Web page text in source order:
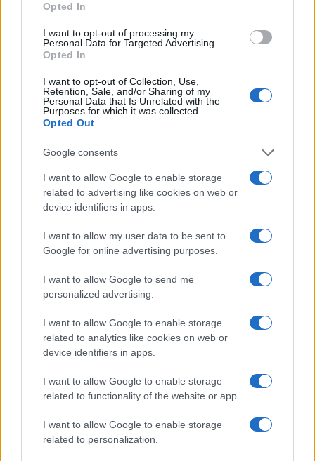
Opted In
I want to opt-out of processing my
Personal Data for Targeted Advertising.
Opted In
I want to opt-out of Collection, Use,
Retention, Sale, and/or Sharing of my
Personal Data that Is Unrelated with the
Purposes for which it was collected.
Opted Out
Google consents
I want to allow Google to enable storage
related to advertising like cookies on web or
device identifiers in apps.
I want to allow my user data to be sent to
Google for online advertising purposes.
I want to allow Google to send me
personalized advertising.
I want to allow Google to enable storage
related to analytics like cookies on web or
device identifiers in apps.
I want to allow Google to enable storage
related to functionality of the website or app.
I want to allow Google to enable storage
related to personalization.
Ναυπηγεία Σαλαμίνας: Τέσσερις συλλήψεις για το θάνατο
εργάτη – Απεργούν οι εργαζόμενοι
ΠΟΝΤΟΣ
Μια ανείπωτη τραγωδία σε μεταλλείο της Αργυρούπολης του
Πόντου αφορμή για την παροιμία «Κάθα είνας τον Παύλον
ατ’ κλαίει…»
29/06/2024 - 4:27μμ